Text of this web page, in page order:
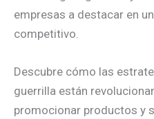
empresas a destacar en
competitivo.
Descubre cómo las
guerrilla están
promocionar productos y